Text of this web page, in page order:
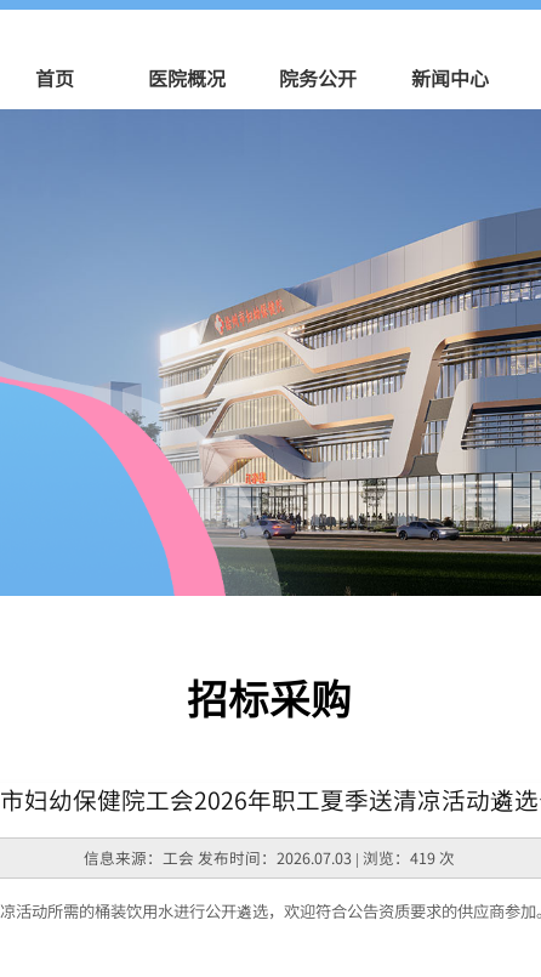
首页 医院概况 院务公开 新闻中心
招标采购
妇幼保健院工会2026年职工夏季送清凉活动遴
信息来源：工会 发布时间：2026.07.03 | 浏览：419 次
活动所需的桶装饮用水进行公开遴选，欢迎符合公告资质要求的供应商参